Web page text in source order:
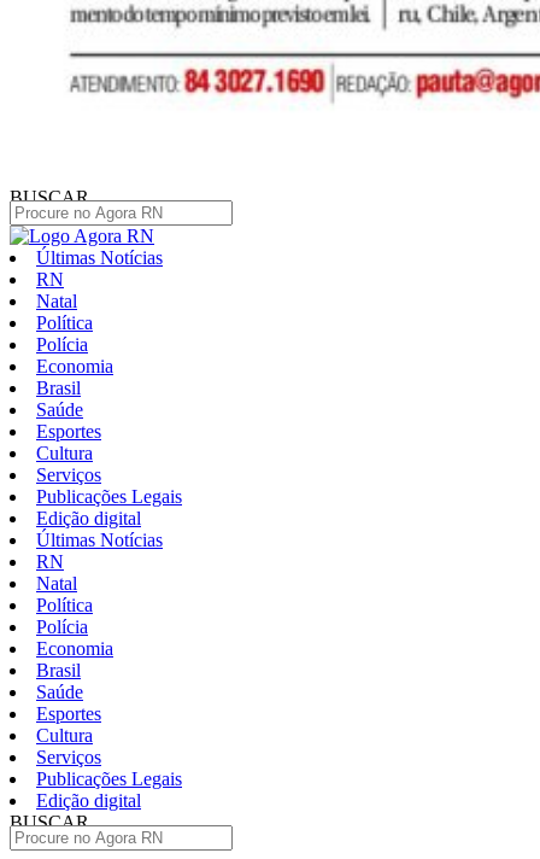
BUSCAR
Últimas Notícias
RN
Natal
Política
Polícia
Economia
Brasil
Saúde
Esportes
Cultura
Serviços
Publicações Legais
Edição digital
Últimas Notícias
RN
Natal
Política
Polícia
Economia
Brasil
Saúde
Esportes
Cultura
Serviços
Publicações Legais
Edição digital
BUSCAR